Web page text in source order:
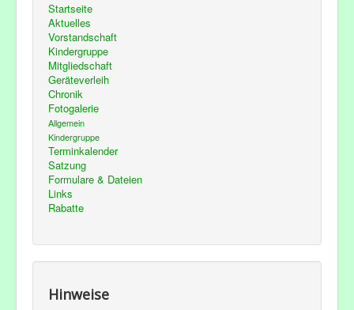
Startseite
Aktuelles
Vorstandschaft
Kindergruppe
Mitgliedschaft
Geräteverleih
Chronik
Fotogalerie
Allgemein
Kindergruppe
Terminkalender
Satzung
Formulare & Dateien
Links
Rabatte
Hinweise